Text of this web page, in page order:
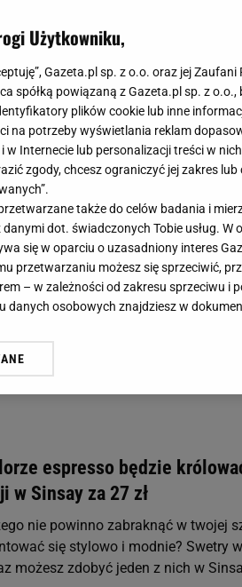
espresso będzie
w Sinsay za 27 zł
nie powinno zabraknąć w twojej
się stylowo i modnie? Swetry
możesz zdobyć jeden z nich w
Użytkowniku,
Gazeta.pl sp. z o.o. oraz jej
spółką powiązaną z Gazeta.pl sp. z
plików cookie lub inne
na potrzeby wyświetlania reklam
w Internecie lub personalizacji treści w
zgody, chcesz ograniczyć jej zakres
także do celów badania i
danymi dot. świadczonych Tobie usług.
się w oparciu o uzasadniony interes
przetwarzaniu możesz się sprzeciwić,
– w zależności od zakresu sprzeciwu i
danych osobowych znajdziesz w
zgodę na zainstalowanie i
narzędzie do zarządzania twoimi
” w stopce serwisu i przechodząc do
S.A. możemy przetwarzać dane osobowe
Aktywne skanowanie
lub dostęp do nich.
Lista Zaufanych Partnerów